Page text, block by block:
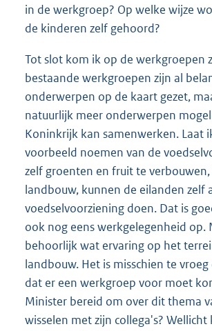
in de werkgroep? Op welke wijze
de kinderen zelf gehoord?
Tot slot kom ik op de werkgroepen
bestaande werkgroepen zijn al
onderwerpen op de kaart gezet,
natuurlijk meer onderwerpen
Koninkrijk kan samenwerken. Laat
voorbeeld noemen van de
zelf groenten en fruit te
landbouw, kunnen de eilanden zelf
voedselvoorziening doen. Dat is
ook nog eens werkgelegenheid op.
behoorlijk wat ervaring op het
landbouw. Het is misschien te
dat er een werkgroep voor moet
Minister bereid om over dit thema
wisselen met zijn collega's?